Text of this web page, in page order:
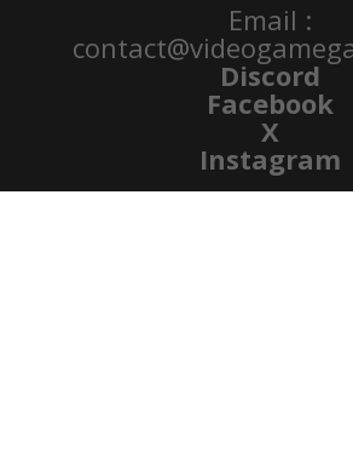
Email :
Discord
Facebook
X
Instagram